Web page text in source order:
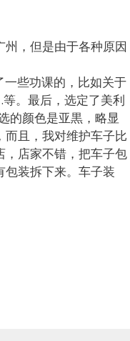
，但是由于各种原因
些功课的，比如关于
。最后，选定了美利
的颜色是亚黒，略显
且，我对维护车子比
，店家不错，把车子包
装拆下来。车子装